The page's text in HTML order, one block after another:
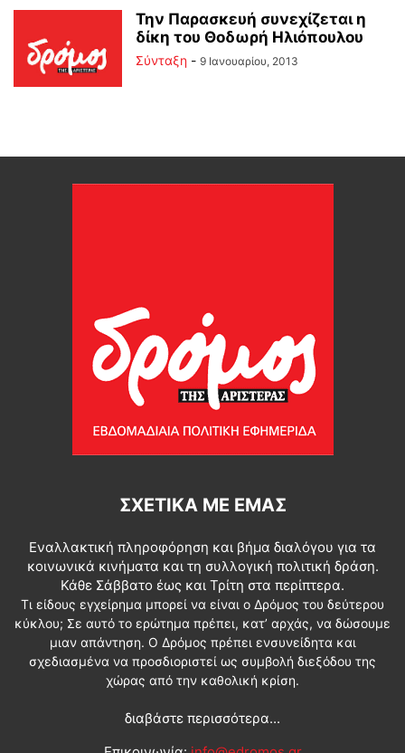
Την Παρασκευή συνεχίζεται η
δίκη του Θοδωρή Ηλιόπουλου
Σύνταξη - 9 Ιανουαρίου, 2013
ΣΧΕΤΙΚΆ ΜΕ ΕΜΆΣ
Εναλλακτική πληροφόρηση και βήμα διαλόγου για τα
κοινωνικά κινήματα και τη συλλογική πολιτική δράση.
Κάθε Σάββατο έως και Τρίτη στα περίπτερα.
Τι είδους εγχείρημα μπορεί να είναι ο Δρόμος του δεύτερου
κύκλου; Σε αυτό το ερώτημα πρέπει, κατ’ αρχάς, να δώσουμε
μιαν απάντηση. Ο Δρόμος πρέπει ενσυνείδητα και
σχεδιασμένα να προσδιοριστεί ως συμβολή διεξόδου της
χώρας από την καθολική κρίση.
διαβάστε περισσότερα...